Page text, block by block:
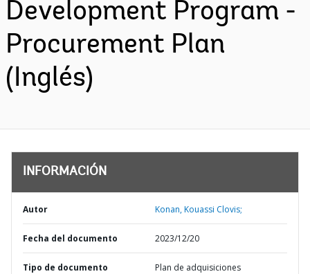
Development Program -
Procurement Plan
(Inglés)
INFORMACIÓN
Autor Konan, Kouassi Clovis;
Fecha del documento 2023/12/20
Tipo de documento Plan de adquisiciones